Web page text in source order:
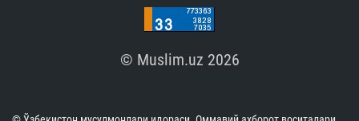
© Muslim.uz 2026